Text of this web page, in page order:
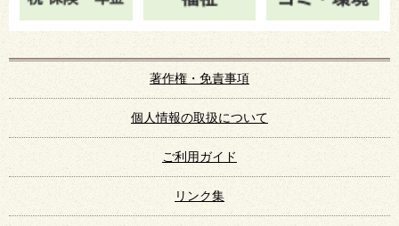
著作権・免責事項
個人情報の取扱について
ご利用ガイド
リンク集